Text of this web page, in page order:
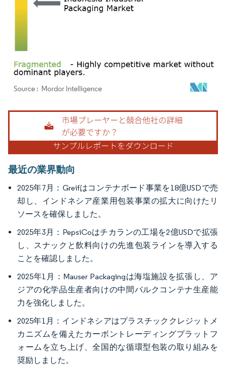
画像 © Mordor Intelligence。再利用にはCC BY 4.0の表示が必要です。
最近の業界動向
2025年7月：Greifはコンテナボード事業を18億USDで売
却し、インドネシア産業用包装事業の拡大に向けたリ
ソースを確保しました。
2025年3月：PepsiCoはチカランの工場を2億USDで拡張
し、スナックと飲料向けの先進包装ラインを導入する
ことを確認しました。
2025年1月：Mauser Packagingは海塩施設を拡張し、ア
ジアの化学品生産者向けの中間バルクコンテナ生産能
力を強化しました。
2025年1月：インドネシアはプラスチッククレジットメ
カニズムを備えたカーボントレーディングプラットフ
ォームを立ち上げ、全国的な循環型包装の取り組みを
奨励しました。